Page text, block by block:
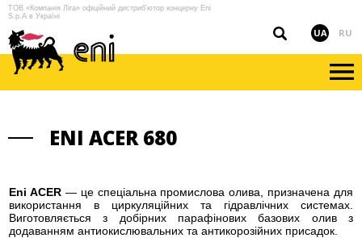
ТОВ «Компанія Ліга» офіційний дистриб'ютор концерну Eni
S.p.A в Україні
UA RU
ENI ACER 680
Eni ACER— це спеціальна промислова олива, призначена для
використання в циркуляційних та гідравлічних системах.
Виготовляється з добірних парафінових базових олив з
додаванням антиокислювальних та антикорозійних присадок.